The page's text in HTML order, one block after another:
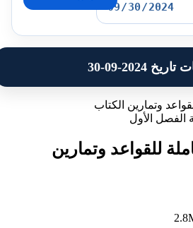
2024-09-30
الفصل الأول
للقواعد وتمارين